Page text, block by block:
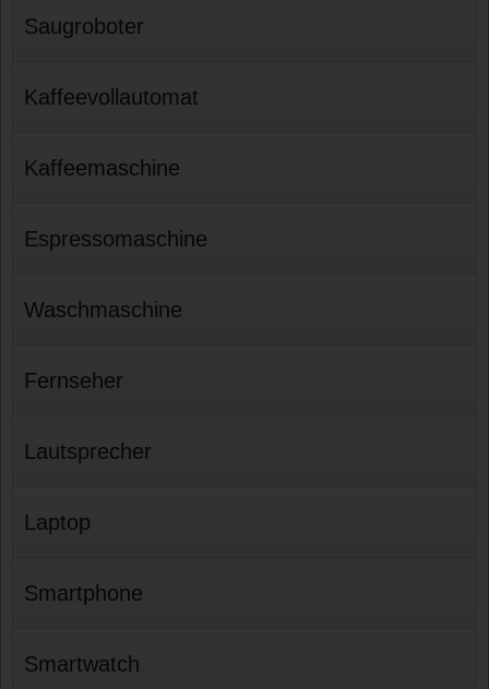
Saugroboter
Kaffeevollautomat
Kaffeemaschine
Espressomaschine
Waschmaschine
Fernseher
Lautsprecher
Laptop
Smartphone
Smartwatch